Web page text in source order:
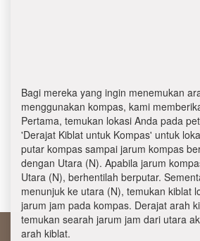
Bagi mereka yang ingin menemukan
menggunakan kompas, kami
Pertama, temukan lokasi Anda pada
'Derajat Kiblat untuk Kompas' untuk
putar kompas sampai jarum kompas
dengan Utara (N). Apabila jarum
Utara (N), berhentilah berputar.
menunjuk ke utara (N), temukan kiblat
jarum jam pada kompas. Derajat arah
temukan searah jarum jam dari utara
arah kiblat.